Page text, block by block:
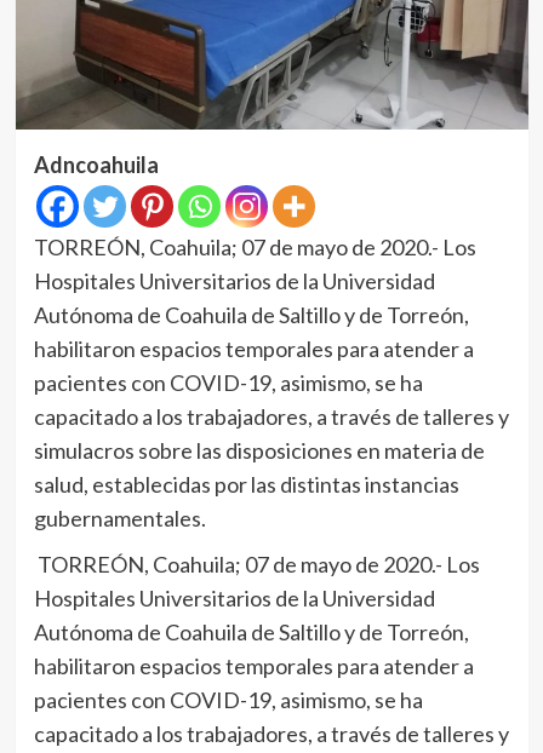
Adncoahuila
TORREÓN, Coahuila; 07 de mayo de 2020.- Los
Hospitales Universitarios de la Universidad
Autónoma de Coahuila de Saltillo y de Torreón,
habilitaron espacios temporales para atender a
pacientes con COVID-19, asimismo, se ha
capacitado a los trabajadores, a través de talleres y
simulacros sobre las disposiciones en materia de
salud, establecidas por las distintas instancias
gubernamentales.
TORREÓN, Coahuila; 07 de mayo de 2020.- Los
Hospitales Universitarios de la Universidad
Autónoma de Coahuila de Saltillo y de Torreón,
habilitaron espacios temporales para atender a
pacientes con COVID-19, asimismo, se ha
capacitado a los trabajadores, a través de talleres y